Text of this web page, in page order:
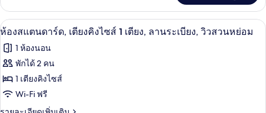
เกี่ยว
กับ
ห้อง
เปิด
ภาพถ่าย
ทั้งหมด
ของ
ห้อง
เครื่องนอนป้องกันสารก่อภูมิแพ้, ตู้นิรภั
4
ห้องสแตนดาร์ด, เตียงคิงไซส์ 1 เตียง, ลานระเบียง, วิวสวนหย่อม
1 ห้องนอน
พักได้ 2 คน
1 เตียงคิงไซส์
Wi-Fi ฟรี